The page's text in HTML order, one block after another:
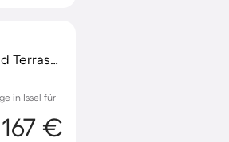
Kinderfreundliche Wohnung mit Garten und Terrasse | Gartenblick
in Issel für
167 €